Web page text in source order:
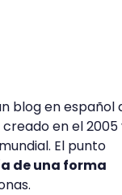
blog en español
en el
El punto
de una forma